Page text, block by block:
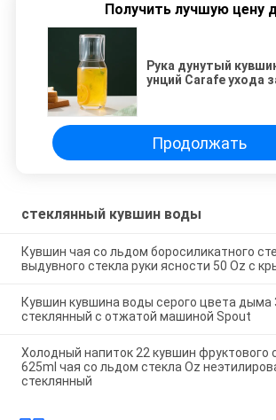
Получить лучшую цену
Рука дунутый
унций Carafe ухода
Продолжать
стеклянный кувшин воды
Кувшин чая со льдом боросиликатного
выдувного стекла руки ясности 50 Oz с
Кувшин кувшина воды серого цвета дыма
стеклянный с отжатой машиной Spout
Холодный напиток 22 кувшин фруктового
625ml чая со льдом стекла Oz
стеклянный